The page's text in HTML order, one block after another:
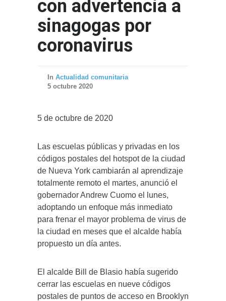
con advertencia a
sinagogas por
coronavirus
In Actualidad comunitaria
5 octubre 2020
5 de octubre de 2020
Las escuelas públicas y privadas en los
códigos postales del hotspot de la ciudad
de Nueva York cambiarán al aprendizaje
totalmente remoto el martes, anunció el
gobernador Andrew Cuomo el lunes,
adoptando un enfoque más inmediato
para frenar el mayor problema de virus de
la ciudad en meses que el alcalde había
propuesto un día antes.
El alcalde Bill de Blasio había sugerido
cerrar las escuelas en nueve códigos
postales de puntos de acceso en Brooklyn